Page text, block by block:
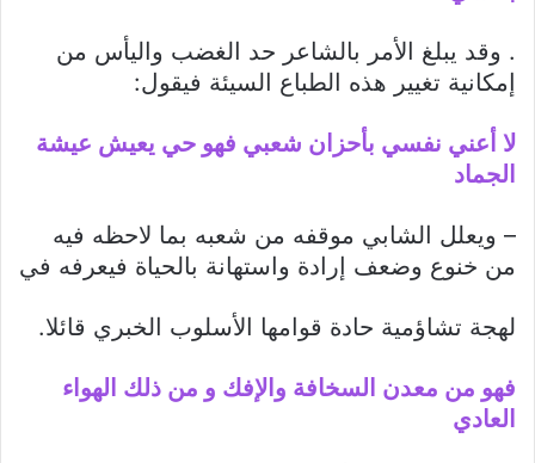
. وقد يبلغ الأمر بالشاعر حد الغضب واليأس من
إمكانية تغيير هذه الطباع السيئة فيقول:
لا أعني نفسي بأحزان شعبي فهو حي يعيش عيشة
الجماد
– ويعلل الشابي موقفه من شعبه بما لاحظه فيه
من خنوع وضعف إرادة واستهانة بالحياة فيعرفه في
لهجة تشاؤمية حادة قوامها الأسلوب الخبري قائلا.
فهو من معدن السخافة والإفك و من ذلك الهواء
العادي